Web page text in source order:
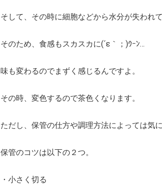
そして、その時に細胞などから水分が失われ
そのため、食感もスカスカに(´ε｀；)ｳｰﾝ…
味も変わるのでまずく感じるんですよ。
その時、変色するので茶色くなります。
ただし、保管の仕方や調理方法によっては気
保管のコツは以下の２つ。
・小さく切る